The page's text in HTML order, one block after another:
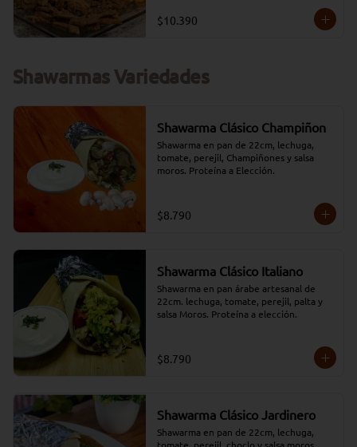
$10.390
Shawarmas Variedades
Shawarma Clásico Champiñon
Shawarma en pan de 22cm, lechuga,
tomate, perejil, Champiñones y salsa
moros. Proteína a Elección.
$8.790
Shawarma Clásico Italiano
Shawarma en pan árabe artesanal de
22cm. lechuga, tomate, perejil, palta y
salsa Moros. Proteína a elección.
$8.790
Shawarma Clásico Jardinero
Shawarma en pan de 22cm, lechuga,